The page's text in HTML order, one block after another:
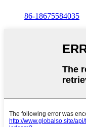
86-18675584035